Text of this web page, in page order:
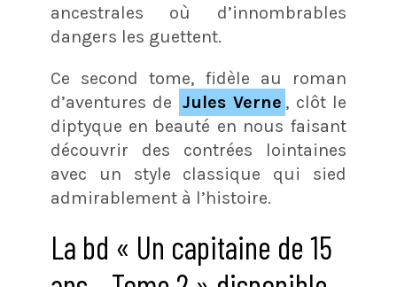
ancestrales où d’innombrables
dangers les guettent.
Ce second tome, fidèle au roman
d’aventures de Jules Verne , clôt le
diptyque en beauté en nous faisant
découvrir des contrées lointaines
avec un style classique qui sied
admirablement à l’histoire.
La bd « Un capitaine de 15